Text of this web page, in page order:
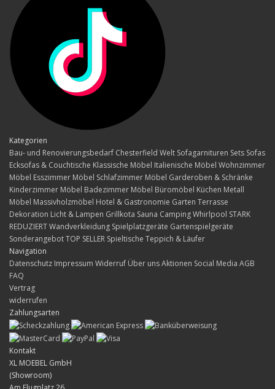
Kategorien
Bau- und Renovierungsbedarf Chesterfield Welt Sofagarnituren Sets Sofas
Ecksofas & Couchtische Klassische Möbel Italienische Möbel Wohnzimmer
Möbel Esszimmer Möbel Schlafzimmer Möbel Garderoben & Schränke
Kinderzimmer Möbel Badezimmer Möbel Büromöbel Küchen Metall
Möbel Massivholzmöbel Hotel & Gastronomie Garten Terrasse
Dekoration Licht & Lampen Grillkota Sauna Camping Whirlpool STARK
REDUZIERTWandverkleidung Spielplatzgeräte Gartenspielgeräte
SonderangebotTOP SELLER Spieltische Teppich & Läufer
Navigation
Datenschutz Impressum Widerruf Über unsAktionen Social Media AGB
FAQ
Vertrag
widerrufen
Zahlungsarten
Kontakt
XL MOEBEL GmbH
(Showroom)